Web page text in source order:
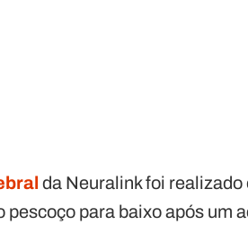
da Neuralink foi
para baixo após um